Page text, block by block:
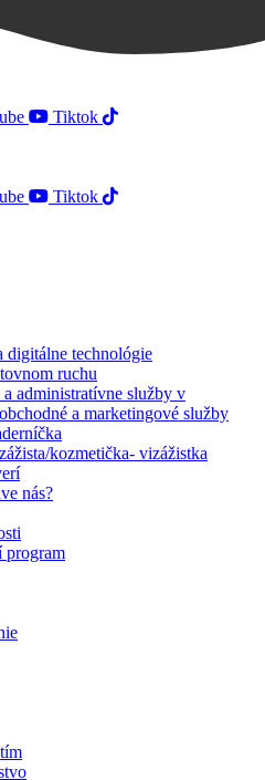
kľúč k úspechu
Tiktok
Tiktok
digitálne technológie
ruchu
administratívne služby v
a marketingové služby
kozmetička- vizážistka
nás?
program